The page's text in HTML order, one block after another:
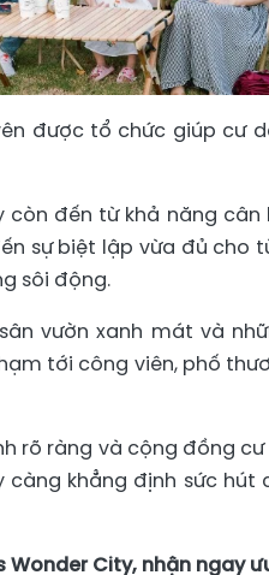
được tổ chức giúp cư
còn đến từ khả năng
sự biệt lập vừa đủ cho
sôi động.
vườn xanh mát và
tới công viên, phố
rõ ràng và cộng đồng
càng khẳng định sức
City, nhận ngay